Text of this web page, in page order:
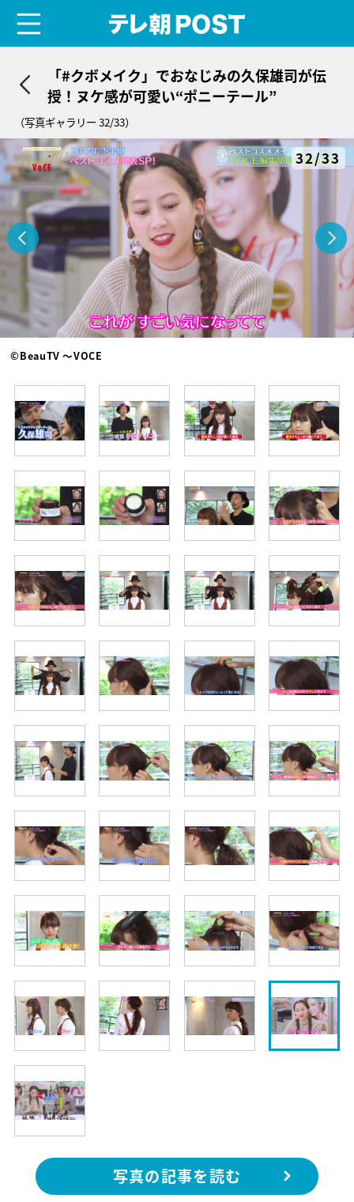
「#クボメイク」でおなじみの久保雄司が伝
授！ヌケ感が可愛い“ポニーテール”
（写真ギャラリー 32/33）
32/33
©BeauTV ～VOCE
写真の記事を読む